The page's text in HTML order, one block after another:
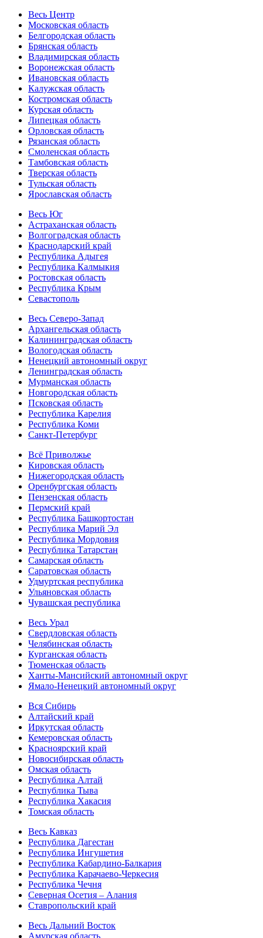
Весь Центр
Московская область
Белгородская область
Брянская область
Владимирская область
Воронежская область
Ивановская область
Калужская область
Костромская область
Курская область
Липецкая область
Орловская область
Рязанская область
Смоленская область
Тамбовская область
Тверская область
Тульская область
Ярославская область
Весь Юг
Астраханская область
Волгоградская область
Краснодарский край
Республика Адыгея
Республика Калмыкия
Ростовская область
Республика Крым
Севастополь
Весь Северо-Запад
Архангельская область
Калининградская область
Вологодская область
Ненецкий автономный округ
Ленинградская область
Мурманская область
Новгородская область
Псковская область
Республика Карелия
Республика Коми
Санкт-Петербург
Всё Приволжье
Кировская область
Нижегородская область
Оренбургская область
Пензенская область
Пермский край
Республика Башкортостан
Республика Марий Эл
Республика Мордовия
Республика Татарстан
Самарская область
Саратовская область
Удмуртская республика
Ульяновская область
Чувашская республика
Весь Урал
Свердловская область
Челябинская область
Курганская область
Тюменская область
Ханты-Мансийский автономный округ
Ямало-Ненецкий автономный округ
Вся Сибирь
Алтайский край
Иркутская область
Кемеровская область
Красноярский край
Новосибирская область
Омская область
Республика Алтай
Республика Тыва
Республика Хакасия
Томская область
Весь Кавказ
Республика Дагестан
Республика Ингушетия
Республика Кабардино-Балкария
Республика Карачаево-Черкесия
Республика Чечня
Северная Осетия – Алания
Ставропольский край
Весь Дальний Восток
Амурская область